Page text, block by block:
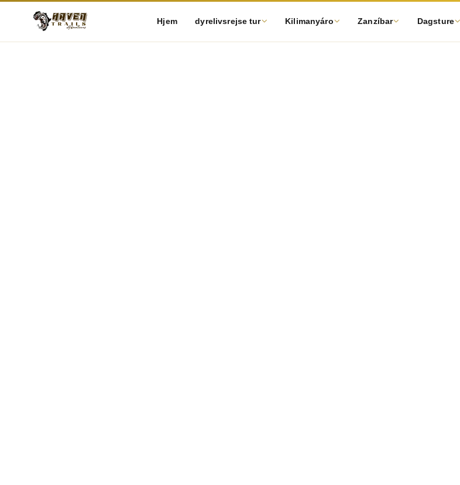
Hjem dyrelivsrejse tur Kilimanyáro Zanzíbar Dagsture